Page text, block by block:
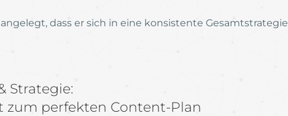
dass er sich in eine konsistente Gesamtstrategie
Strategie:
zum perfekten Content-Plan